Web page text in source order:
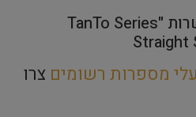
YENTO – מספריים ישרות "TanTo Series
Straight
מספרות רשומים צרו